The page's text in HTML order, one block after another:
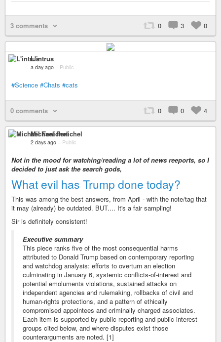
3 comments 0 3 0
L'intrus
a day ago – Public
#Science #Chats #cats
0 comments 0 0 4
Michael Fenichel
2 days ago – Public
Not in the mood for watching/reading a lot of news reeports, so I
decided to just ask the search gods,
What evil has Trump done today?
This was among the best answers, from April - with the note/tag that
it may (already) be outdated. BUT.... It's a fair sampling!
Sir is definitely consistent!
Executive summary
This piece ranks five of the most consequential harms
attributed to Donald Trump based on contemporary reporting
and watchdog analysis: efforts to overturn an election
culminating in January 6, systemic conflicts-of-interest and
potential emoluments violations, sustained attacks on
independent agencies and rulemaking, rollbacks of civil and
human-rights protections, and a pattern of ethically
compromised appointees and criminally charged associates.
Each item is supported by public reporting and public-interest
groups cited below, and where disputes exist those
counterarguments are noted. [1]